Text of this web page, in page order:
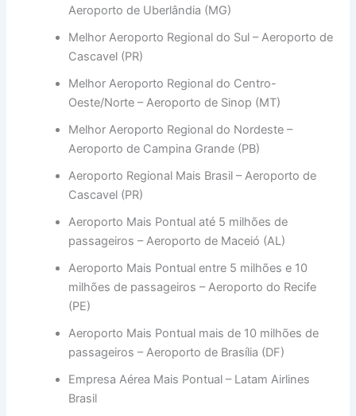
Aeroporto de Uberlândia (MG)
Melhor Aeroporto Regional do Sul – Aeroporto de
Cascavel (PR)
Melhor Aeroporto Regional do Centro-
Oeste/Norte – Aeroporto de Sinop (MT)
Melhor Aeroporto Regional do Nordeste –
Aeroporto de Campina Grande (PB)
Aeroporto Regional Mais Brasil – Aeroporto de
Cascavel (PR)
Aeroporto Mais Pontual até 5 milhões de
passageiros – Aeroporto de Maceió (AL)
Aeroporto Mais Pontual entre 5 milhões e 10
milhões de passageiros – Aeroporto do Recife
(PE)
Aeroporto Mais Pontual mais de 10 milhões de
passageiros – Aeroporto de Brasília (DF)
Empresa Aérea Mais Pontual – Latam Airlines
Brasil